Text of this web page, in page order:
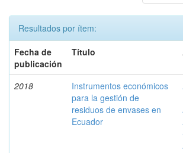
Resultados por ítem:
Fecha de
publicación
Título
2018
Instrumentos económicos
para la gestión de
residuos de envases en
Ecuador